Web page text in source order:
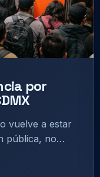
por
vuelve a estar
pública, no…